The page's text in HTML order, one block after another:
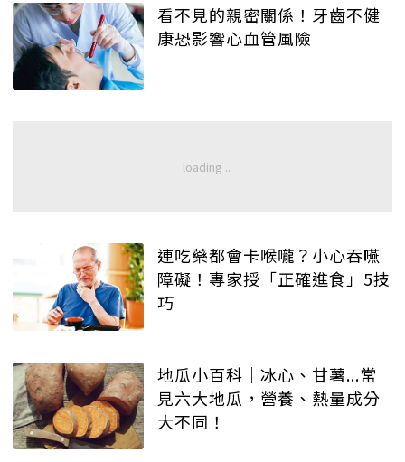
看不見的親密關係！牙齒不健
康恐影響心血管風險
連吃藥都會卡喉嚨？小心吞嚥
障礙！專家授「正確進食」5技
巧
地瓜小百科│冰心、甘薯...常
見六大地瓜，營養、熱量成分
大不同！